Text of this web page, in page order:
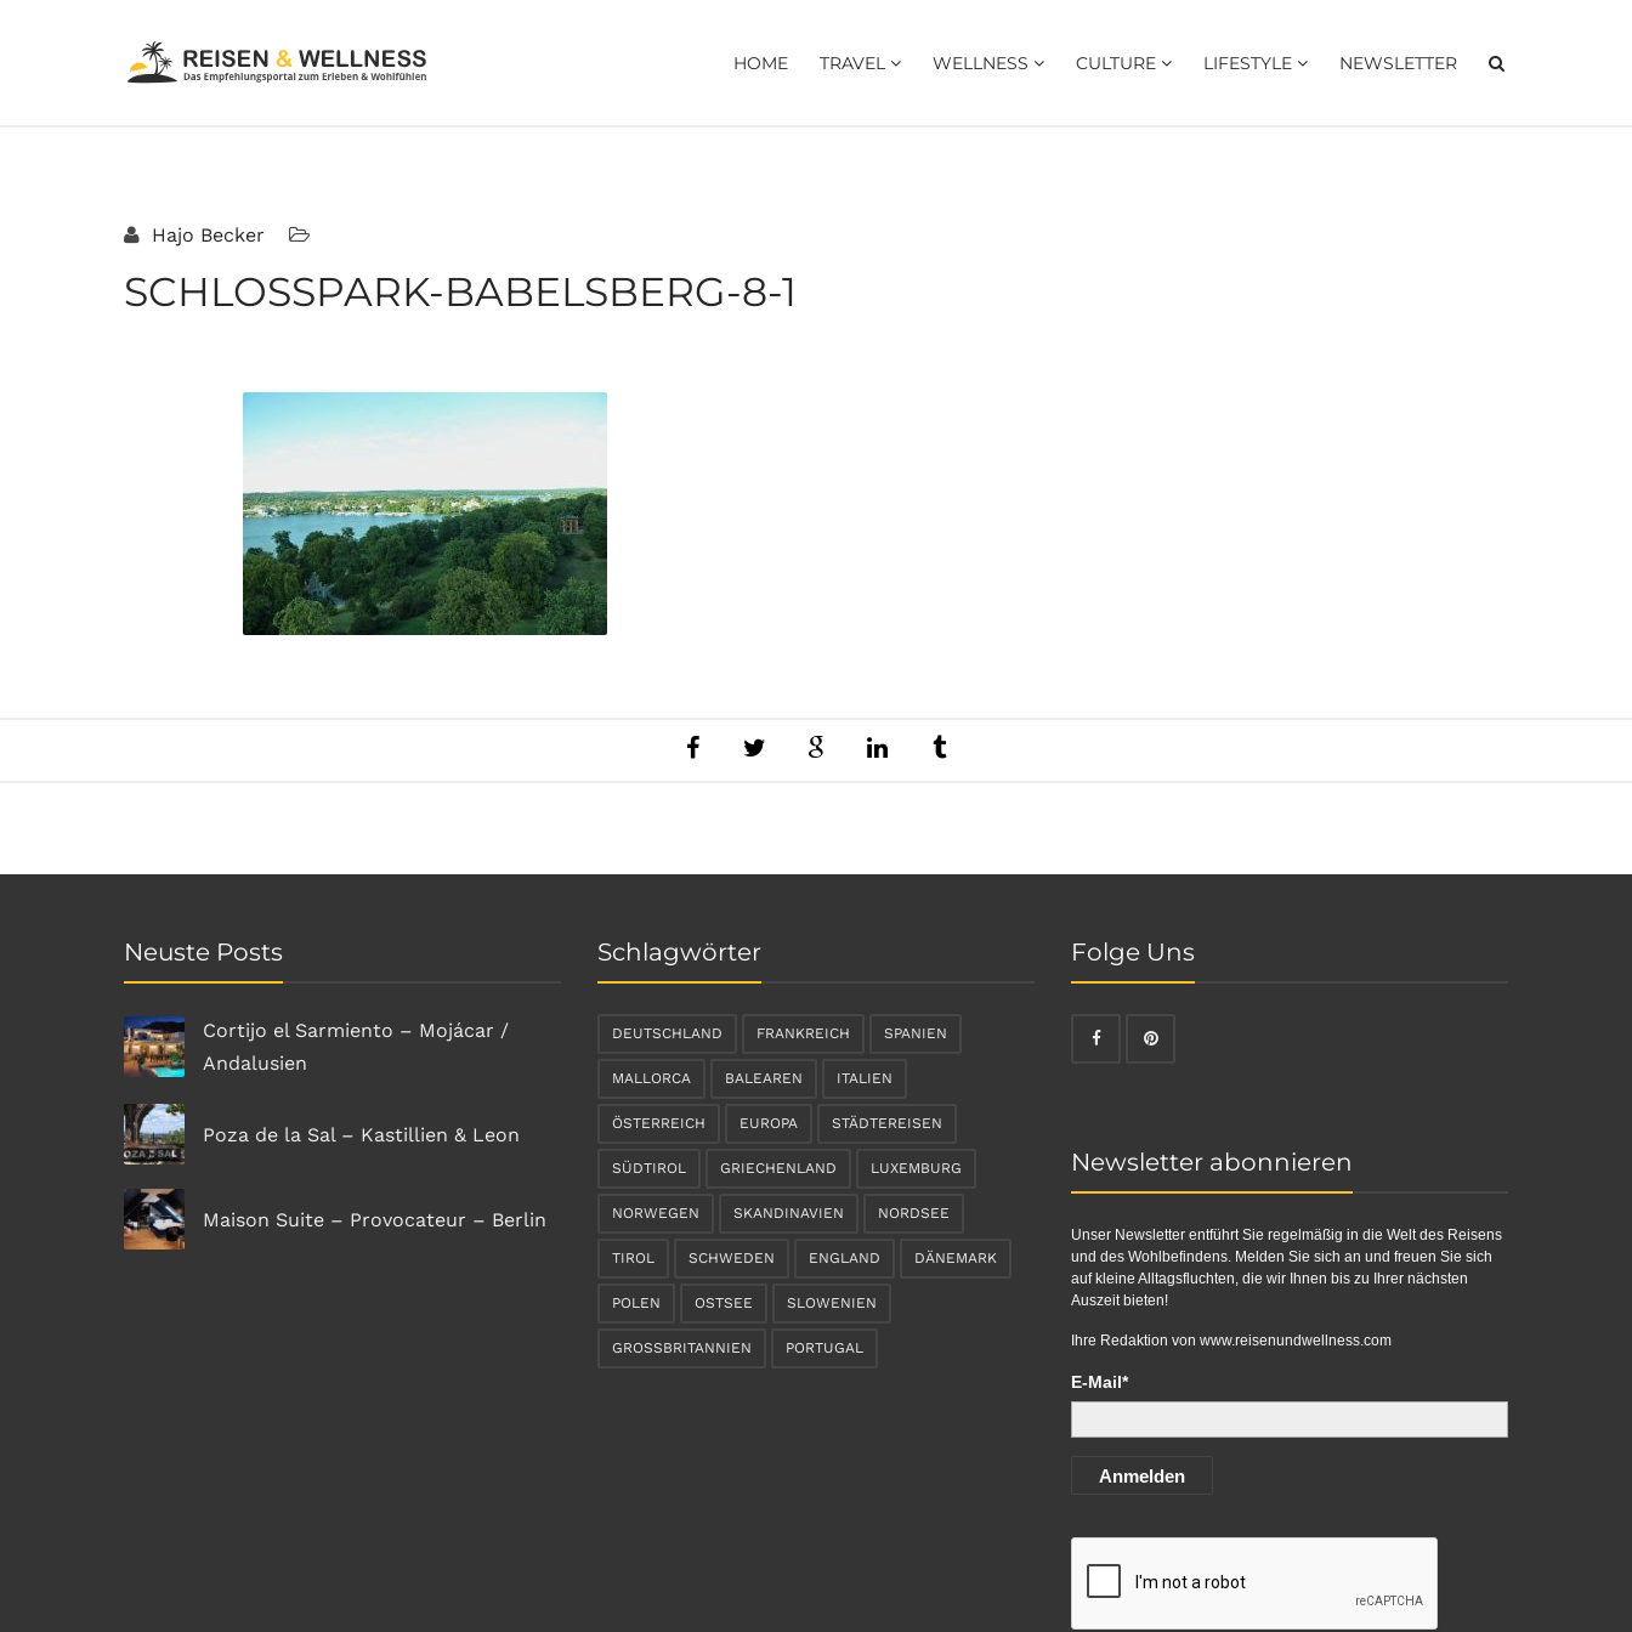
HOME TRAVEL WELLNESS CULTURE LIFESTYLE NEWSLETTER
Hajo Becker
SCHLOSSPARK-BABELSBERG-8-1
Neuste Posts
Cortijo el Sarmiento – Mojácar /
Andalusien
Poza de la Sal – Kastillien & Leon
Maison Suite – Provocateur – Berlin
Schlagwörter
DEUTSCHLAND FRANKREICH SPANIEN
MALLORCA BALEAREN ITALIEN
ÖSTERREICH EUROPA STÄDTEREISEN
SÜDTIROL GRIECHENLAND LUXEMBURG
NORWEGEN SKANDINAVIEN NORDSEE
TIROL SCHWEDEN ENGLAND DÄNEMARK
POLEN OSTSEE SLOWENIEN
GROSSBRITANNIEN PORTUGAL
Folge Uns
Newsletter abonnieren
Unser Newsletter entführt Sie regelmäßig in die Welt des Reisens
und des Wohlbefindens. Melden Sie sich an und freuen Sie sich
auf kleine Alltagsfluchten, die wir Ihnen bis zu Ihrer nächsten
Auszeit bieten!
Ihre Redaktion von www.reisenundwellness.com
E-Mail*
Anmelden